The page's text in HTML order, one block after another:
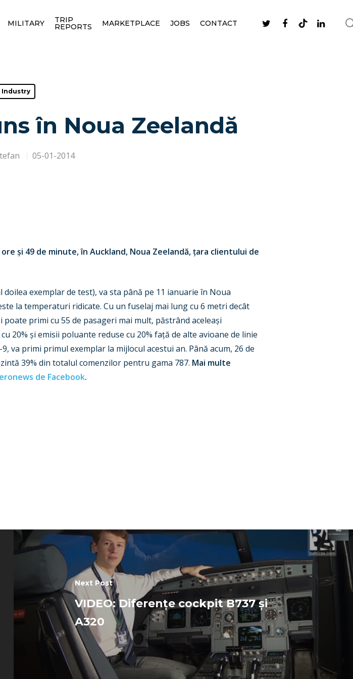
MILITARY TRIP
REPORTS MARKETPLACE JOBS CONTACT
Industry
în Noua Zeelandă
05-01-2014
și 49 de minute, în Auckland, Noua Zeelandă, țara clientului de
doilea exemplar de test), va sta până pe 11 ianuarie în Noua
la temperaturi ridicate. Cu un fuselaj mai lung cu 6 metri decât
primi cu 55 de pasageri mai mult, păstrând aceleași
20% și emisii poluante reduse cu 20% față de alte avioane de linie
va primi primul exemplar la mijlocul acestui an. Până acum, 26 de
39% din totalul comenzilor pentru gama 787. Mai multe
de Facebook.
Next Post
VIDEO: Diferențe cockpit B737 și
A320